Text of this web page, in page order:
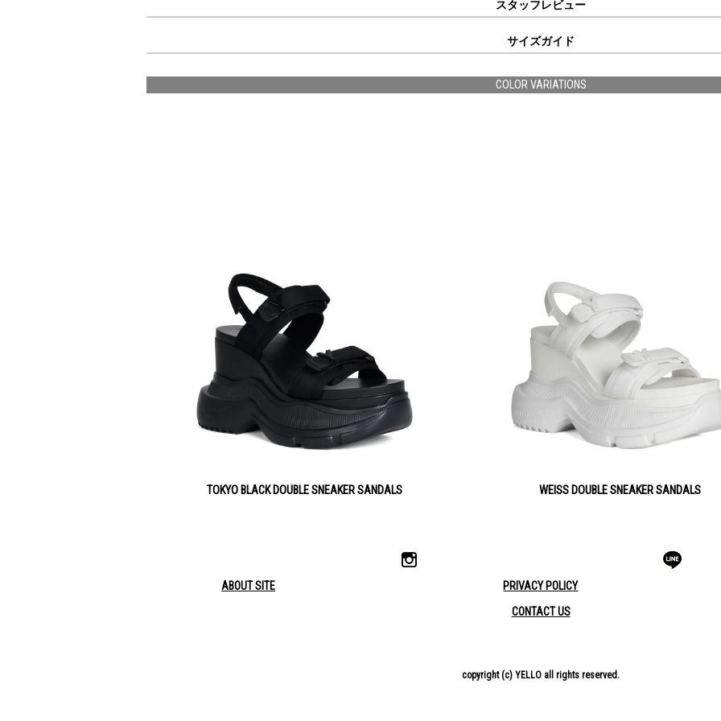
スタッフレビュー
サイズガイド
COLOR VARIATIONS
TOKYO BLACK DOUBLE SNEAKER SANDALS WEISS DOUBLE SNEAKER SANDALS
ABOUT SITE
PRIVACY POLICY
CONTACT US
copyright (c) YELLO all rights reserved.